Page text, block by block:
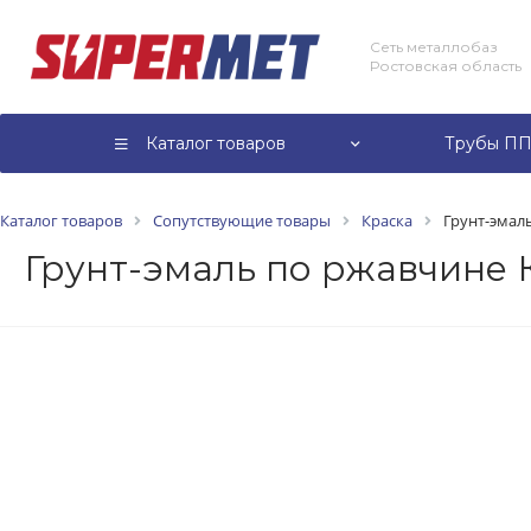
Сеть металлобаз
Ростовская область
Каталог товаров Трубы
Каталог товаров Сопутствующие товары Краска Грунт-
Грунт-эмаль по